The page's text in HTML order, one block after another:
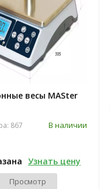
весы MASter
867 В наличии
Узнать цену
Просмотр